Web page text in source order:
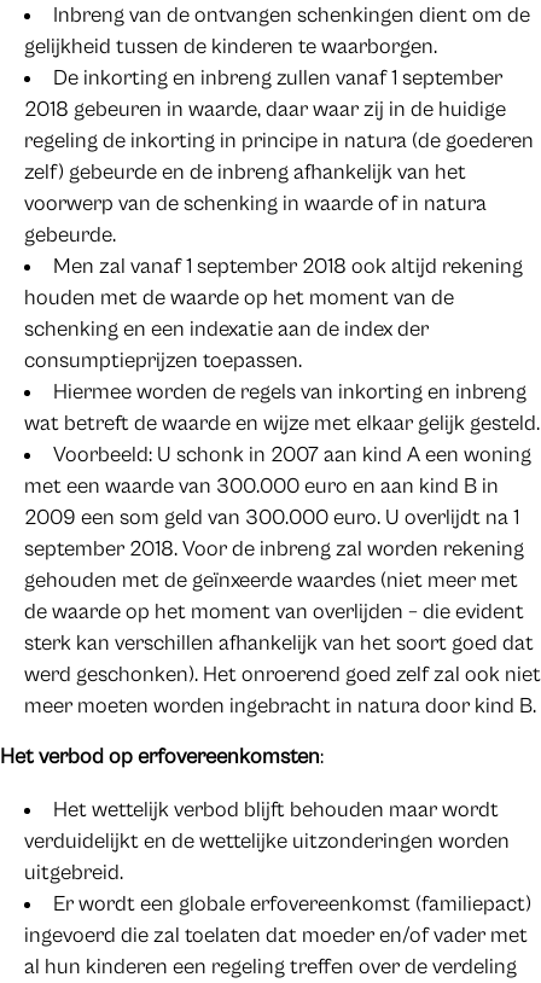
Inbreng van de ontvangen schenkingen dient om de
gelijkheid tussen de kinderen te waarborgen.
De inkorting en inbreng zullen vanaf 1 september
2018 gebeuren in waarde, daar waar zij in de huidige
regeling de inkorting in principe in natura (de goederen
zelf) gebeurde en de inbreng afhankelijk van het
voorwerp van de schenking in waarde of in natura
gebeurde.
Men zal vanaf 1 september 2018 ook altijd rekening
houden met de waarde op het moment van de
schenking en een indexatie aan de index der
consumptieprijzen toepassen.
Hiermee worden de regels van inkorting en inbreng
wat betreft de waarde en wijze met elkaar gelijk gesteld.
Voorbeeld: U schonk in 2007 aan kind A een woning
met een waarde van 300.000 euro en aan kind B in
2009 een som geld van 300.000 euro. U overlijdt na 1
september 2018. Voor de inbreng zal worden rekening
gehouden met de geïnxeerde waardes (niet meer met
de waarde op het moment van overlijden – die evident
sterk kan verschillen afhankelijk van het soort goed dat
werd geschonken). Het onroerend goed zelf zal ook niet
meer moeten worden ingebracht in natura door kind B.
Het verbod op erfovereenkomsten:
Het wettelijk verbod blijft behouden maar wordt
verduidelijkt en de wettelijke uitzonderingen worden
uitgebreid.
Er wordt een globale erfovereenkomst (familiepact)
ingevoerd die zal toelaten dat moeder en/of vader met
al hun kinderen een regeling treffen over de verdeling